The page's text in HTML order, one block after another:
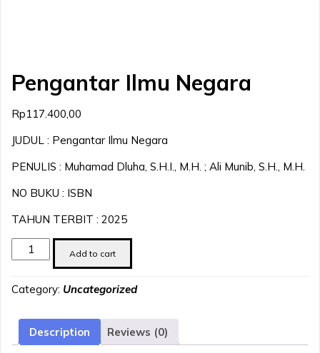
Pengantar Ilmu Negara
Rp117.400,00
JUDUL : Pengantar Ilmu Negara
PENULIS : Muhamad Dluha, S.H.I., M.H. ; Ali Munib, S.H., M.H.
NO BUKU : ISBN
TAHUN TERBIT : 2025
Pengantar
Ilmu
quantity
Add to cart
Category: Uncategorized
Description Reviews (0)